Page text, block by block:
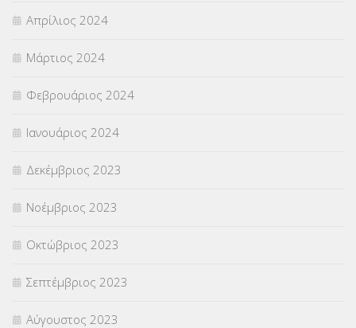
Απρίλιος 2024
Μάρτιος 2024
Φεβρουάριος 2024
Ιανουάριος 2024
Δεκέμβριος 2023
Νοέμβριος 2023
Οκτώβριος 2023
Σεπτέμβριος 2023
Αύγουστος 2023